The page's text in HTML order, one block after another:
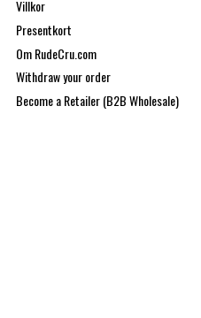
Villkor
Presentkort
Om RudeCru.com
Withdraw your order
Become a Retailer (B2B Wholesale)